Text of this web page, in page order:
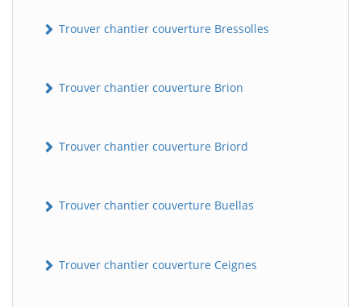
Trouver chantier couverture Bressolles
Trouver chantier couverture Brion
Trouver chantier couverture Briord
Trouver chantier couverture Buellas
Trouver chantier couverture Ceignes